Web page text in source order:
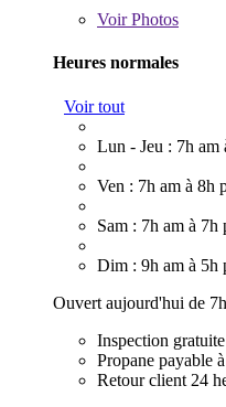
VoirPhotos
Heures normales
Voir tout
Lun - Jeu : 7h am
Ven : 7h am à 8h
Sam : 7h am à 7h
Dim : 9h am à 5h
Ouvert aujourd'hui de
Inspection
Propane payable
Retour client 24